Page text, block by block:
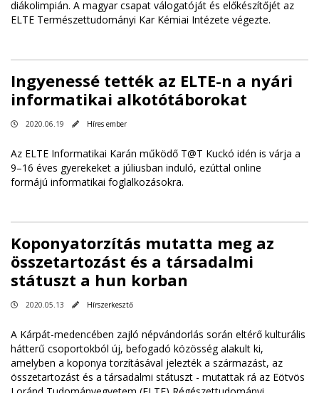
diákolimpián. A magyar csapat válogatóját és előkészítőjét az
ELTE Természettudományi Kar Kémiai Intézete végezte.
Ingyenessé tették az ELTE-n a nyári
informatikai alkotótáborokat
2020.06.19 Híres ember
Az ELTE Informatikai Karán működő T@T Kuckó idén is várja a
9–16 éves gyerekeket a júliusban induló, ezúttal online
formájú informatikai foglalkozásokra.
Koponyatorzítás mutatta meg az
összetartozást és a társadalmi
státuszt a hun korban
2020.05.13 Hírszerkesztő
A Kárpát-medencében zajló népvándorlás során eltérő kulturális
hátterű csoportokból új, befogadó közösség alakult ki,
amelyben a koponya torzításával jelezték a származást, az
összetartozást és a társadalmi státuszt - mutattak rá az Eötvös